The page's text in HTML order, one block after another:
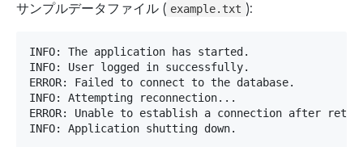
サンプルデータファイル ( example.txt ):
INFO: The application has started.
INFO: User logged in successfully.
ERROR: Failed to connect to the database.
INFO: Attempting reconnection...
ERROR: Unable to establish a connection after
INFO: Application shutting down.